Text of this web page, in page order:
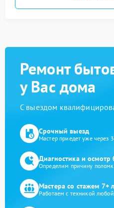
Ремонт
у Вас дома
С выездом
Срочный выезд
Мастер приедет уже через
Диагностика и осмотр
Определим причину
Мастера со стажем 7+
Работаем с техникой